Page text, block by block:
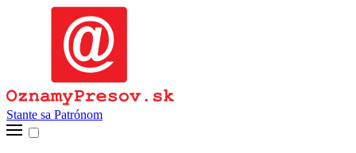
Stante sa Patrónom